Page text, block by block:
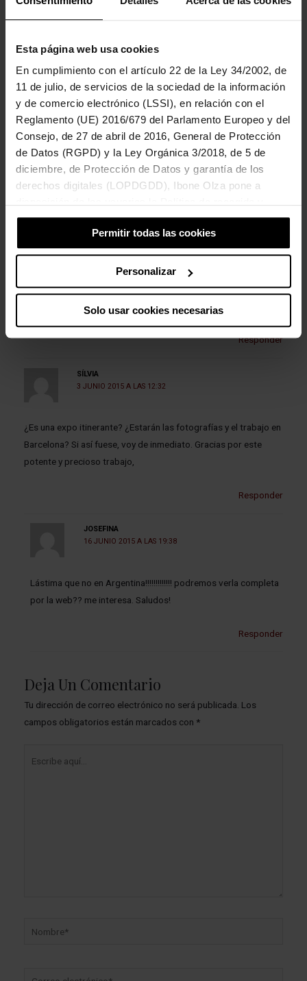
Esta página web usa cookies
En cumplimiento con el artículo 22 de la Ley 34/2002, de
11 de julio, de servicios de la sociedad de la información
y de comercio electrónico (LSSI), en relación con el
Reglamento (UE) 2016/679 del Parlamento Europeo y del
Consejo, de 27 de abril de 2016, General de Protección
de Datos (RGPD) y la Ley Orgánica 3/2018, de 5 de
diciembre, de Protección de Datos y garantía de los
derechos digitales (LOPDGDD), Ibone Olza pone a
tratamiento de cookies del sitio Web.
Permitir todas las cookies
Personalizar
Solo usar cookies necesarias
tdah y/o altas capacidades. Poco preocupante para mí porque,
plazas he toreado…». Cuando nos dieron la primera cita con
usted comencé a seguir su blog. Probablemente soy una madre
controladora y, como tal, quería saberlo todo del profesional
que iba a tratar a mi hijo. Como ahora está usted más volcada
en la psiquiatría perinatal, me gustaría enviarle este video que
me ha parecido estupendo y que refleja a todos los tipos de
madre amantes de sus hijos que hay, sin rivalidades. Es muy
divertido. Un abrazo y mucho éxito en sus nuevos proyectos,
Rosa
Enlace al video:
https://www.facebook.com/128803017130358/videos/9648
Enviado desde mi iPhone
Responder
SÍLVIA
3 JUNIO 2015 A LAS 12:32
¿Es una expo itinerante? ¿Estarán las fotografías y el trabajo en
Barcelona? Si así fuese, voy de inmediato. Gracias por este
potente y precioso trabajo,
Responder
JOSEFINA
16 JUNIO 2015 A LAS 19:38
Lástima que no en Argentina!!!!!!!!!!!!! podremos verla completa
por la web?? me interesa. Saludos!
Responder
Deja Un Comentario
Tu dirección de correo electrónico no será publicada. Los
campos obligatorios están marcados con *